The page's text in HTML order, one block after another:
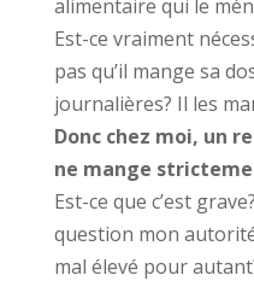
alimentaire qui le
Est-ce vraiment
pas qu’il mange sa
journalières? Il les
Donc chez moi, un
ne mange
Est-ce que c’est
question mon
mal élevé pour